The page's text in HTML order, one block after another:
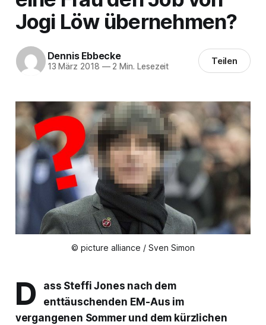
Jogi Löw übernehmen?
Dennis Ebbecke
13 März 2018 —2 Min. Lesezeit Teilen
© picture alliance / Sven Simon
D
ass Steffi Jones nach dem
enttäuschenden EM-Aus im
vergangenen Sommer und dem kürzlichen